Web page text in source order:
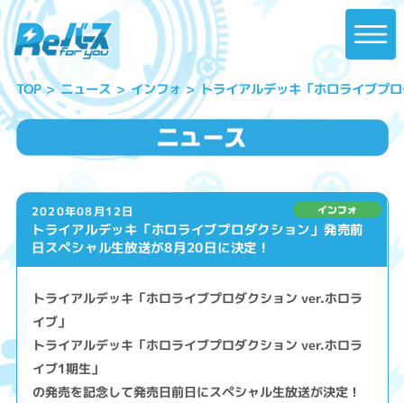
TOP ニュース インフォ トライアルデッキ「ホロライブプ
2020年08月12日
トライアルデッキ「ホロライブプロダクション」発売前
日スペシャル生放送が8月20日に決定！
トライアルデッキ「ホロライブプロダクション ver.ホロラ
イブ」
トライアルデッキ「ホロライブプロダクション ver.ホロラ
イブ1期生」
の発売を記念して発売日前日にスペシャル生放送が決定！